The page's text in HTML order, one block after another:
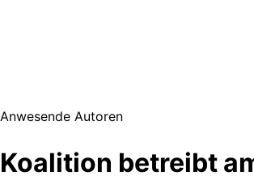
Anwesende Autoren
Koalition betreibt